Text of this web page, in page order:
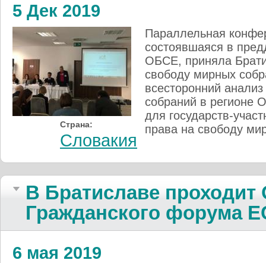
5 Дек 2019
Параллельная
состоявшаяся в
ОБСЕ, приняла
свободу мирных
всесторонний
собраний в регионе
для государств-
права на свободу
Страна:
Словакия
В Братиславе
Гражданского форума
6 мая 2019